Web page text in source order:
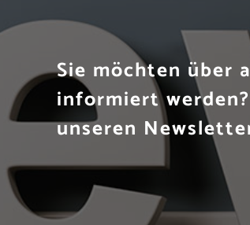
Sie möchten über
informiert
unseren